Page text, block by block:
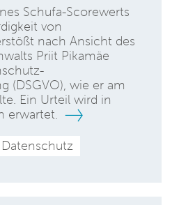
Schufa-Scorewerts
von
nach Ansicht des
Priit Pikamäe
(DSGVO), wie er am
Ein Urteil wird in
erwartet.
Datenschutz